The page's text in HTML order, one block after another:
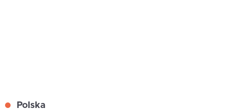
Polska